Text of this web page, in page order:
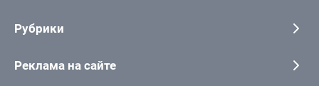
Рубрики
Реклама на сайте